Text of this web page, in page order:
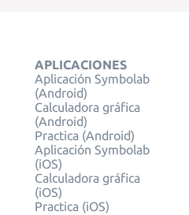
APLICACIONES
Aplicación Symbolab
(Android)
Calculadora gráfica
(Android)
Practica (Android)
Aplicación Symbolab
(iOS)
Calculadora gráfica
(iOS)
Practica (iOS)